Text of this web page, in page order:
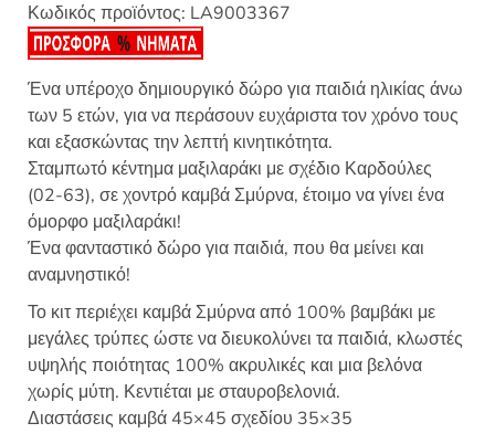
Κωδικός προϊόντος: LA9003367
Ένα υπέροχο δημιουργικό δώρο για παιδιά ηλικίας άνω
των 5 ετών, για να περάσουν ευχάριστα τον χρόνο τους
και εξασκώντας την λεπτή κινητικότητα.
Σταμπωτό κέντημα μαξιλαράκι με σχέδιο Καρδούλες
(02-63), σε χοντρό καμβά Σμύρνα, έτοιμο να γίνει ένα
όμορφο μαξιλαράκι!
Ένα φανταστικό δώρο για παιδιά, που θα μείνει και
αναμνηστικό!
Το κιτ περιέχει καμβά Σμύρνα από 100% βαμβάκι με
μεγάλες τρύπες ώστε να διευκολύνει τα παιδιά, κλωστές
υψηλής ποιότητας 100% ακρυλικές και μια βελόνα
χωρίς μύτη. Κεντιέται με σταυροβελονιά.
Διαστάσεις καμβά 45×45 σχεδίου 35×35